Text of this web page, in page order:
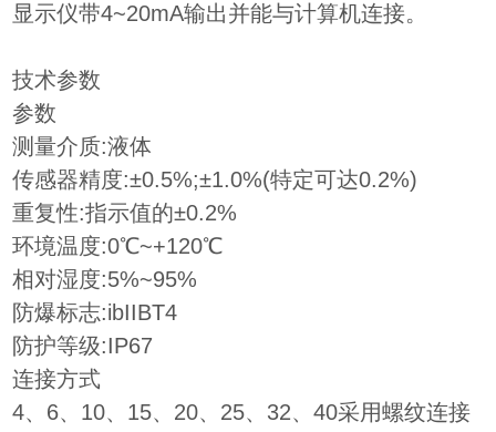
显示仪带4~20mA输出并能与计算机连接。
技术参数
参数
测量介质:液体
传感器精度:±0.5%;±1.0%(特定可达0.2%)
重复性:指示值的±0.2%
环境温度:0℃~+120℃
相对湿度:5%~95%
防爆标志:ibIIBT4
防护等级:IP67
连接方式
4、6、10、15、20、25、32、40采用螺纹连接